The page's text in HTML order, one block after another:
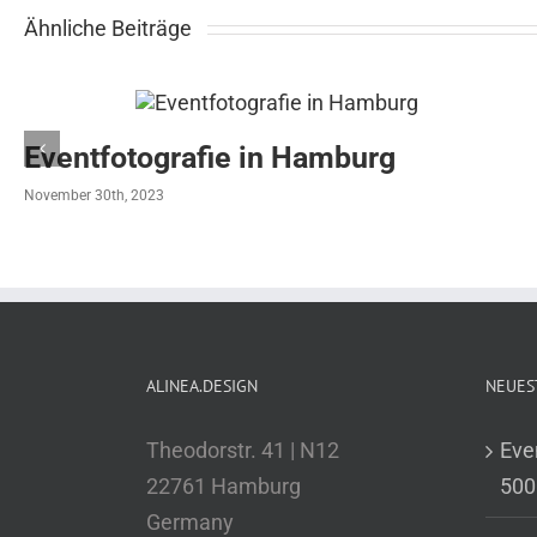
Ähnliche Beiträge
Eventfotografie in Hamburg
November 30th, 2023
ALINEA.DESIGN
Theodorstr. 41 | N12
22761 Hamburg
Germany